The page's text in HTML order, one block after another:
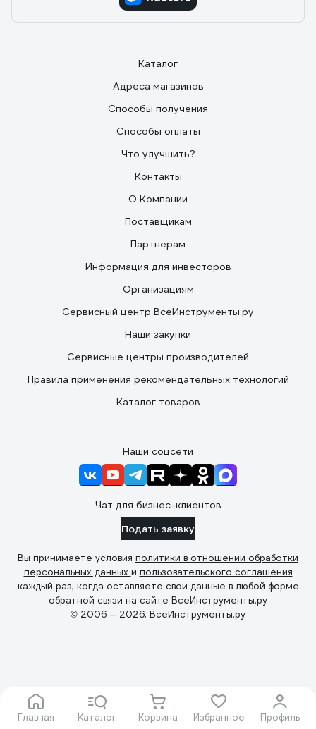
Главная Каталог Корзина Избранное Профиль
Каталог
Адреса магазинов
Способы получения
Способы оплаты
Что улучшить?
Контакты
О Компании
Поставщикам
Партнерам
Информация для инвесторов
Организациям
Сервисный центр ВсеИнструменты.ру
Наши закупки
Сервисные центры производителей
Правила применения рекомендательных технологий
Каталог товаров
Наши соцсети
Чат для бизнес-клиентов
Подать заявку
Вы принимаете условия политики в отношении обработки
персональных данных и пользовательского соглашения
каждый раз, когда оставляете свои данные в любой форме
обратной связи на сайте ВсеИнструменты.ру
© 2006 — 2026. ВсеИнструменты.ру